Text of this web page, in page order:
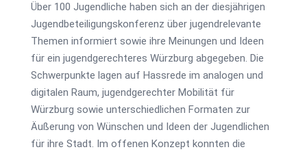
Über 100 Jugendliche haben sich an der diesjährigen
Jugendbeteiligungskonferenz über jugendrelevante
Themen informiert sowie ihre Meinungen und Ideen
für ein jugendgerechteres Würzburg abgegeben. Die
Schwerpunkte lagen auf Hassrede im analogen und
digitalen Raum, jugendgerechter Mobilität für
Würzburg sowie unterschiedlichen Formaten zur
Äußerung von Wünschen und Ideen der Jugendlichen
für ihre Stadt. Im offenen Konzept konnten die